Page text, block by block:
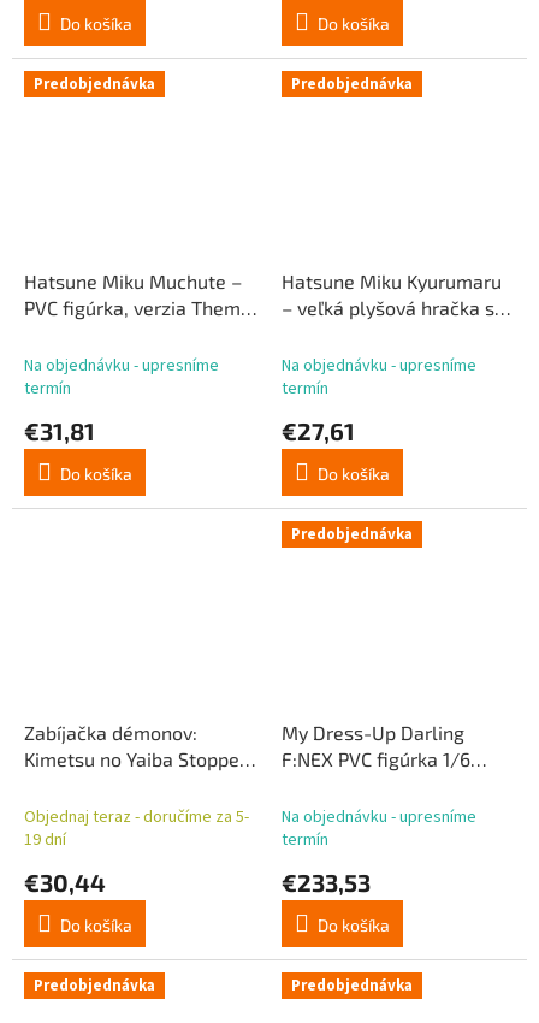
Do košíka Do košíka
Predobjednávka
Hatsune Miku Muchute –
PVC figúrka, verzia Theme
Na objednávku - upresníme
termín
€31,81
Do košíka
Predobjednávka
Hatsune Miku Kyurumaru
– veľká plyšová hračka s
pyžamo, 28 cm
Na objednávku - upresníme
termín
€27,61
Do košíka
Zabíjačka démonov:
Kimetsu no Yaiba Stopper
Agatsuma 10 cm
Objednaj teraz - doručíme za 5-
19 dní
€30,44
Do košíka
Predobjednávka
My Dress-Up Darling
F:NEX PVC figúrka 1/6
pletenom oblečení, verzia
16 cm
Na objednávku - upresníme
termín
€233,53
Do košíka
Predobjednávka Predobjednávka